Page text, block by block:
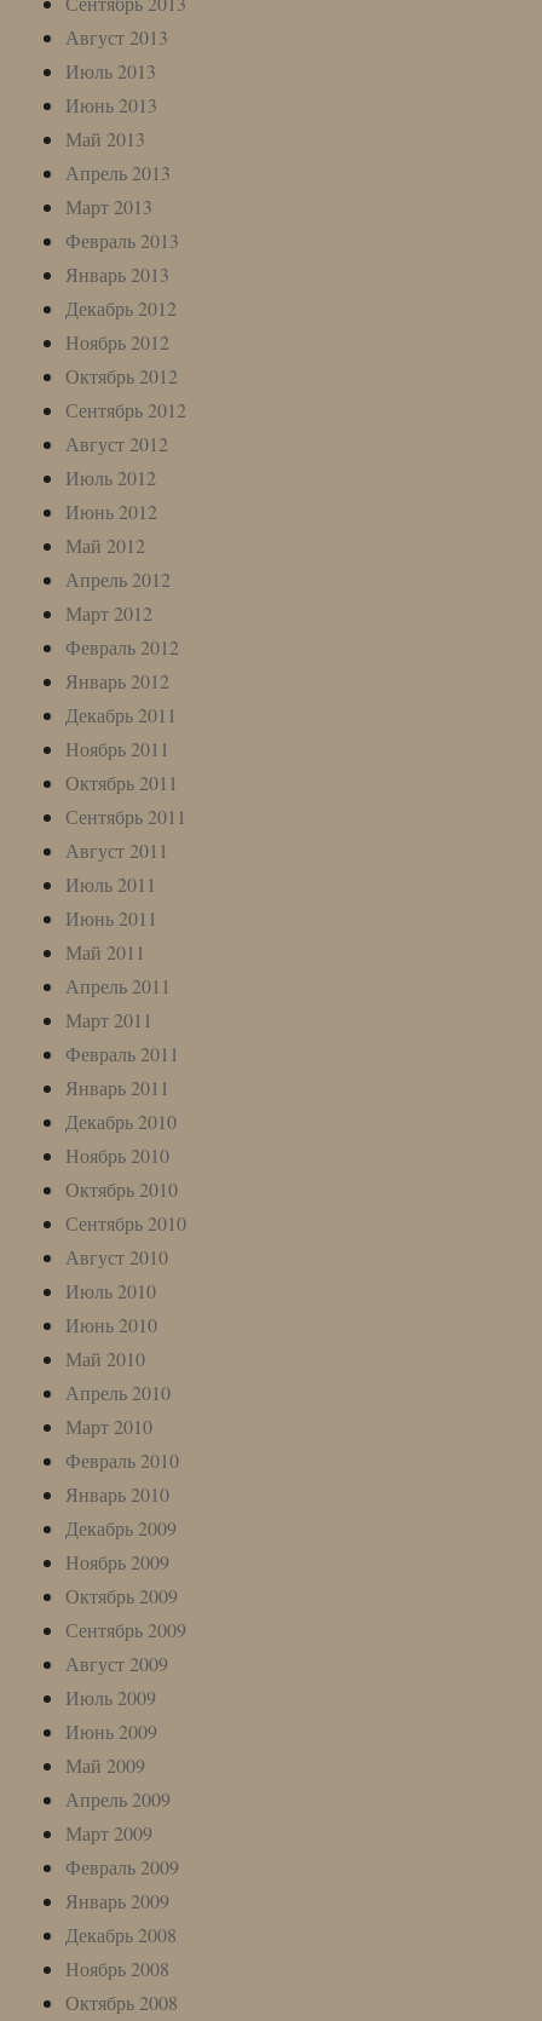
Август 2013
Июль 2013
Июнь 2013
Май 2013
Апрель 2013
Март 2013
Февраль 2013
Январь 2013
Декабрь 2012
Ноябрь 2012
Октябрь 2012
Сентябрь 2012
Август 2012
Июль 2012
Июнь 2012
Май 2012
Апрель 2012
Март 2012
Февраль 2012
Январь 2012
Декабрь 2011
Ноябрь 2011
Октябрь 2011
Сентябрь 2011
Август 2011
Июль 2011
Июнь 2011
Май 2011
Апрель 2011
Март 2011
Февраль 2011
Январь 2011
Декабрь 2010
Ноябрь 2010
Октябрь 2010
Сентябрь 2010
Август 2010
Июль 2010
Июнь 2010
Май 2010
Апрель 2010
Март 2010
Февраль 2010
Январь 2010
Декабрь 2009
Ноябрь 2009
Октябрь 2009
Сентябрь 2009
Август 2009
Июль 2009
Июнь 2009
Май 2009
Апрель 2009
Март 2009
Февраль 2009
Январь 2009
Декабрь 2008
Ноябрь 2008
Октябрь 2008